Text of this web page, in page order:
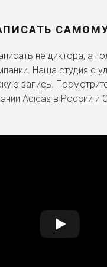
не диктора, а
Наша студия с
запись.
Adidas в России и